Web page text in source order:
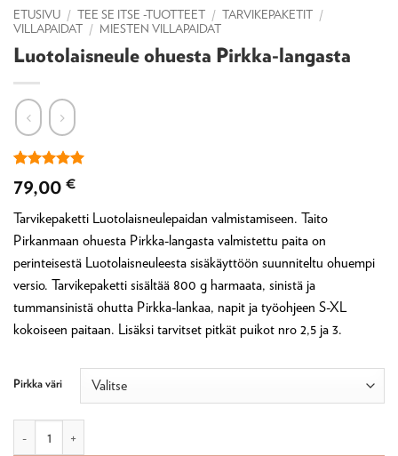
ETUSIVU / TEE SE ITSE -TUOTTEET / TARVIKEPAKETIT /
VILLAPAIDAT / MIESTEN VILLAPAIDAT
Luotolaisneule ohuesta Pirkka-langasta
Arvio5
5:stä
2
asiakkaan
arvotukseen.
79,00 €
Tarvikepaketti Luotolaisneulepaidan valmistamiseen. Taito
Pirkanmaan ohuesta Pirkka-langasta valmistettu paita on
perinteisestä Luotolaisneuleesta sisäkäyttöön suunniteltu ohuempi
versio. Tarvikepaketti sisältää 800 g harmaata, sinistä ja
tummansinistä ohutta Pirkka-lankaa, napit ja työohjeen S-XL
kokoiseen paitaan. Lisäksi tarvitset pitkät puikot nro 2,5 ja 3.
Pirkka väri